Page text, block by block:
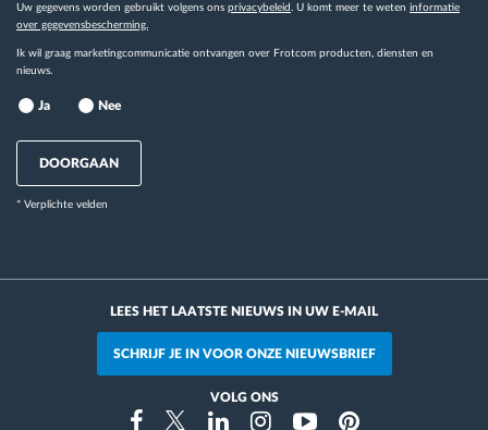
Uw gegevens worden gebruikt volgens ons privacybeleid . U komt meer te weten informatie
over gegevensbescherming.
Ik wil graag marketingcommunicatie ontvangen over Frotcom producten, diensten en
nieuws.
Ja Nee
DOORGAAN
* Verplichte velden
LEES HET LAATSTE NIEUWS IN UW E-MAIL
SCHRIJF JE IN VOOR ONZE NIEUWSBRIEF
VOLG ONS